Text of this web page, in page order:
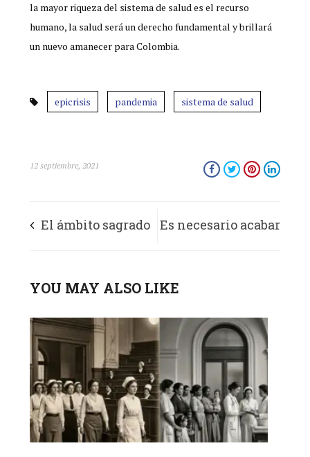
la mayor riqueza del sistema de salud es el recurso
humano, la salud será un derecho fundamental y brillará
un nuevo amanecer para Colombia.
epicrisis pandemia sistema de salud
12 septiembre, 2021
El ámbito sagrado
profesional
Es necesario acabar
YOU MAY ALSO LIKE